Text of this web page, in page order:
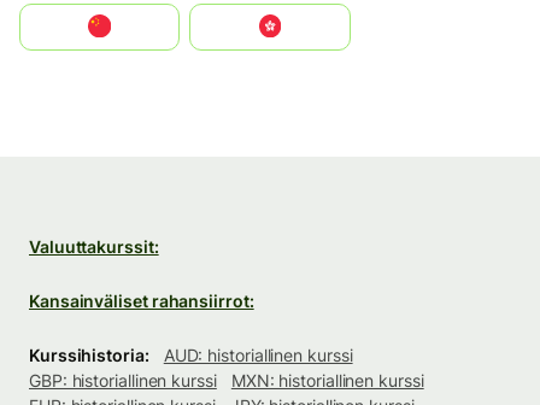
中國香港特別行政區
Valuuttakurssit:
Kansainväliset rahansiirrot:
Kurssihistoria:
AUD: historiallinen kurssi
GBP: historiallinen kurssi
MXN: historiallinen kurssi